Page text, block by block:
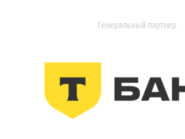
Генеральный партнер